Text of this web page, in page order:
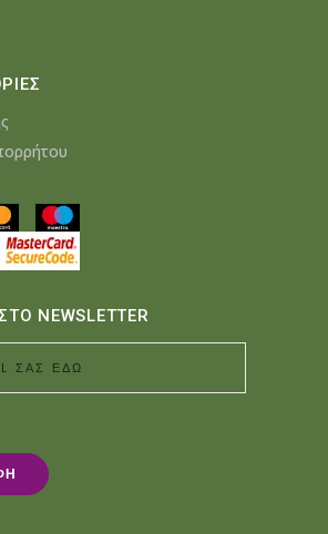
NEWSLETTER